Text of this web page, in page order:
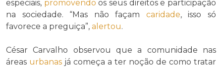
especiais, promovendo os seus direitos e participação
na sociedade. “Mas não façam caridade, isso só
favorece a preguiça”, alertou.
César Carvalho observou que a comunidade nas
áreas urbanas já começa a ter noção de como tratar